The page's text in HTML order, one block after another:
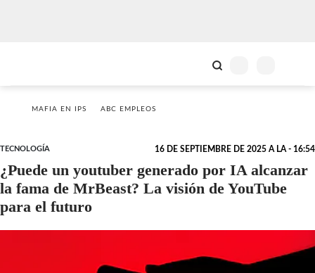
MAFIA EN IPS ABC EMPLEOS
TECNOLOGÍA 16 DE SEPTIEMBRE DE 2025 A LA - 16:54
¿Puede un youtuber generado por IA alcanzar
la fama de MrBeast? La visión de YouTube
para el futuro